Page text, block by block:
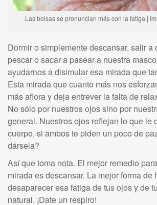
Las bolsas se pronuncian más con la fatiga |
Dormir o simplemente descansar, salir a
pescar o sacar a pasear a nuestra
ayudarnos a disimular esa mirada que
Esta mirada que cuanto más nos
más aflora y deja entrever la falta de
No sólo por nuestros ojos sino por
general. Nuestros ojos reflejan lo que le
cuerpo, si ambos te piden un poco de
dársela?
Así que toma nota. El mejor remedio
mirada es descansar. La mejor forma de
desaparecer esa fatiga de tus ojos y de
natural. ¡Date un respiro!